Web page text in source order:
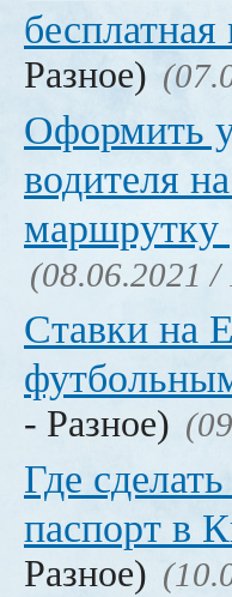
Разное)
Оформить
водителя
маршрутку
(08.06.2021 /
Ставки на
- Разное)
Где
паспорт в
Разное)